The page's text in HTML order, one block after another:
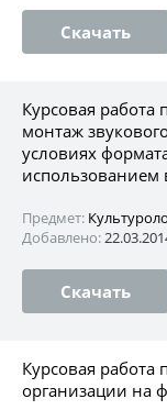
Скачать
Курсовая работа
монтаж
условиях
использованием
Предмет:
Добавлено:
Скачать
Курсовая
организации на